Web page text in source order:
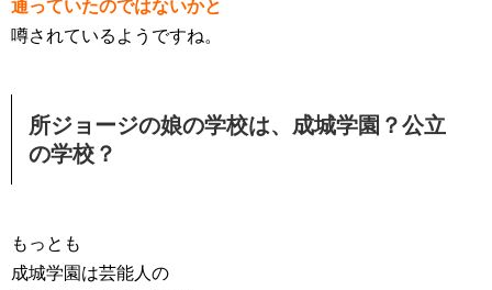
通っていたのではないかと
噂されているようですね。
所ジョージの娘の学校は、成城学園？公立
の学校？
もっとも
成城学園は芸能人の